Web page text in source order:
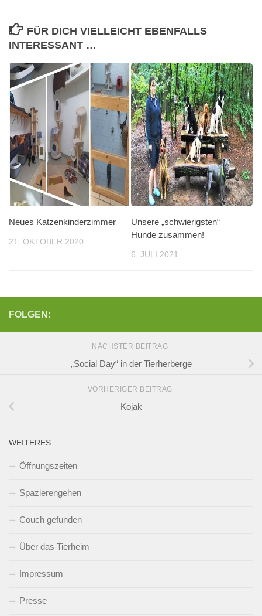
FÜR DICH VIELLEICHT EBENFALLS
INTERESSANT …
Neues Katzenkinderzimmer
21. OKTOBER 2020
Unsere „schwierigsten“
Hunde zusammen!
6. JULI 2021
FOLGEN:
NÄCHSTER BEITRAG
„Social Day“ in der Tierherberge
VORHERIGER BEITRAG
Kojak
WEITERES
Öffnungszeiten
Spazierengehen
Couch gefunden
Über das Tierheim
Impressum
Presse